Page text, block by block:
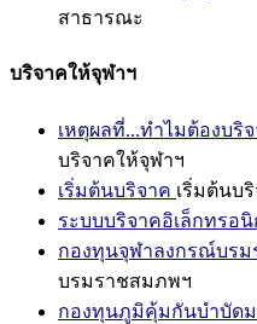
สาธารณะ
บริจาคให้จุฬาฯ
เหตุผลที่...ทำไมต้องบริ
บริจาคให้จุฬาฯ
เริ่มต้นบริจาค เริ่มต้นบ
ระบบบริจาคอิเล็กทรอ
กองทุนจุฬาลงกรณ์บร
บรมราชสมภพฯ
กองทุนภูมิคุ้มกันบำบัดม